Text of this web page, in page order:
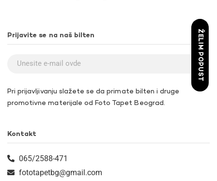
Prijavite se na naš bilten
Pri prijavljivanju slažete se da primate bilten i druge
promotivne materijale od Foto Tapet Beograd.
Kontakt
065/2588-471
fototapetbg@gmail.com
ŽELIM POPUST